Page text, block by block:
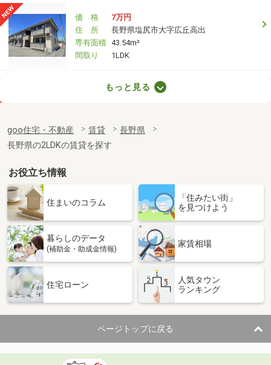
価 格
7万円
住 所
長野県塩尻市大字広丘高出
専有面積 43.54m²
間取り
1LDK
長野県松本市小屋南１丁目
専有面積
40m²
間取り
長野県飯田市鼎上山
価 格
5.60万円
長野県飯田市鼎上山
専有面積 22.7m²
間取り
長野県塩尻市大字広丘吉田
10.70万円
住 所
長野県塩尻市大字広丘吉田
専有面積 57.66m²
間取り
2LDK
長野県松本市蟻ケ崎２丁目
もっと見る
goo住宅・不動産 賃貸
長野県
長野県の2LDKの賃貸を探す
お役立ち情報
住まいのコラム
「住みたい街」
を見つけよう
暮らしのデータ
(補助金・助成金情報)
家賃相場
住宅ローン
人気タウン
ランキング
ページトップに戻る